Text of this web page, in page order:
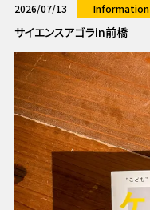
2026/07/13 Information
サイエンスアゴラin前橋